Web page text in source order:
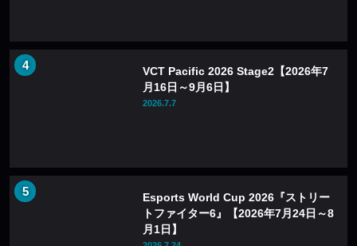
VCT Pacific 2026 Stage2【2026年7
月16日～9月6日】
2026.7.7
Esports World Cup 2026『ストリー
トファイター6』【2026年7月24日～8
月1日】